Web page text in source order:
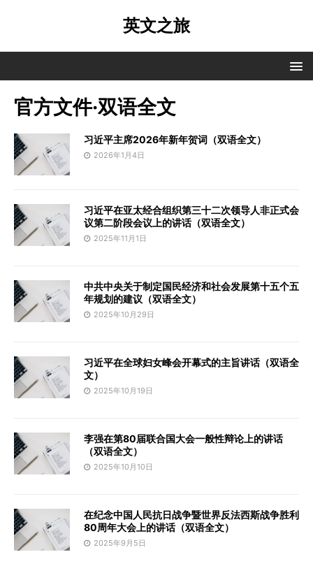
英文之旅
官方文件·双语全文
习近平主席2026年新年贺词（双语全文）
2026年1月4日
习近平在亚太经合组织第三十二次领导人非正式会
议第二阶段会议上的讲话（双语全文）
2025年11月1日
中共中央关于制定国民经济和社会发展第十五个五
年规划的建议（双语全文）
2025年10月29日
习近平在全球妇女峰会开幕式的主旨讲话（双语全
文）
2025年10月19日
李强在第80届联合国大会一般性辩论上的讲话
（双语全文）
2025年10月10日
在纪念中国人民抗日战争暨世界反法西斯战争胜利
80周年大会上的讲话（双语全文）
2025年9月5日